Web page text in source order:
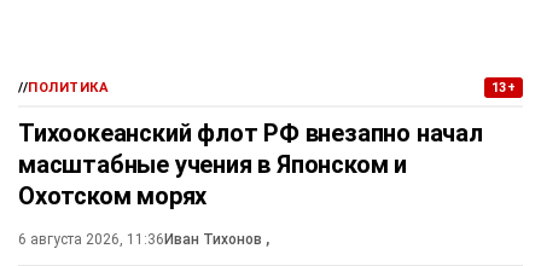
//ПОЛИТИКА 13+
Тихоокеанский флот РФ внезапно начал
масштабные учения в Японском и
Охотском морях
6 августа 2026, 11:36Иван Тихонов ,